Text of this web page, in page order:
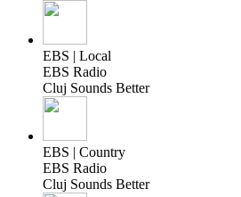
EBS | Local
EBS Radio
Cluj Sounds Better
EBS | Country
EBS Radio
Cluj Sounds Better